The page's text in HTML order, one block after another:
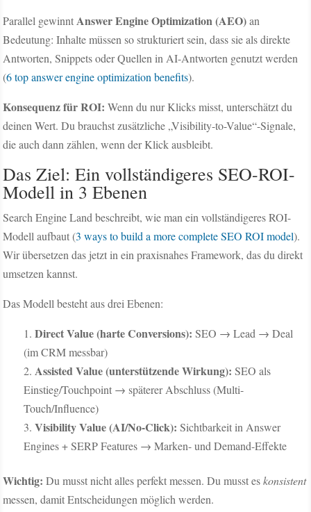
Parallel gewinnt Answer Engine Optimization (AEO)an
Bedeutung: Inhalte müssen so strukturiert sein, dass sie als direkte
Antworten, Snippets oder Quellen in AI-Antworten genutzt werden
(6 top answer engine optimization benefits).
Konsequenz für ROI: Wenn du nur Klicks misst, unterschätzt du
deinen Wert. Du brauchst zusätzliche „Visibility-to-Value“-Signale,
die auch dann zählen, wenn der Klick ausbleibt.
Das Ziel: Ein vollständigeres SEO-ROI-
Modell in 3 Ebenen
Search Engine Land beschreibt, wie man ein vollständigeres ROI-
Modell aufbaut (3 ways to build a more complete SEO ROI model).
Wir übersetzen das jetzt in ein praxisnahes Framework, das du direkt
umsetzen kannst.
Das Modell besteht aus drei Ebenen:
Direct Value (harte Conversions): SEO → Lead → Deal
(im CRM messbar)
Assisted Value (unterstützende Wirkung): SEO als
Einstieg/Touchpoint → späterer Abschluss (Multi-
Touch/Influence)
Visibility Value (AI/No-Click): Sichtbarkeit in Answer
Engines + SERP Features → Marken- und Demand-Effekte
Wichtig: Du musst nicht alles perfekt messen. Du musst eskonsistent
messen, damit Entscheidungen möglich werden.